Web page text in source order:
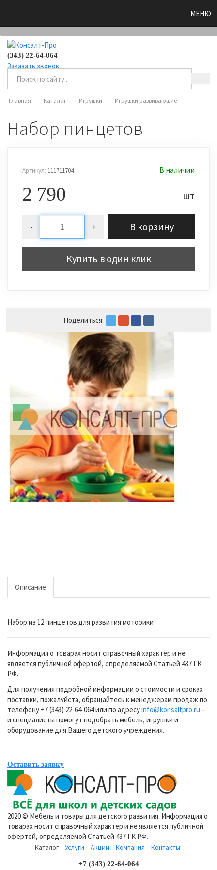
МЕНЮ
(343) 22-64-064
Заказать звонок
Главная Каталог Игрушки Игрушки развивающие
Набор пинцетов
Артикул: 111711704 В наличии
2 790 шт
- + В корзину
Купить в один клик
Поделиться:
Описание
Набор из 12 пинцетов для развития моторики
Информация о товарах носит справочный характер и не
является публичной офертой, определяемой Статьей 437 ГК
РФ.
Для получения подробной информации о стоимости и сроках
поставки, пожалуйста, обращайтесь к менеджерам продаж по
телефону +7 (343) 22-64-064 или по адресуinfo@konsaltpro.ru –
и специалисты помогут подобрать мебель, игрушки и
оборудование для Вашего детского учреждения.
Оставить заявку
2020 © Мебель и товары для детского развития. Информация о
товарах носит справочный характер и не является публичной
офертой, определяемой Статьей 437 ГК РФ.
Каталог Услуги Акции Компания Контакты
+7 (343) 22-64-064